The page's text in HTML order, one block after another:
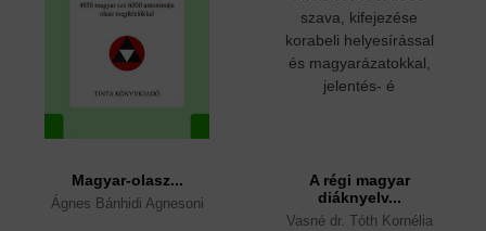
Magyar-olasz...
Ágnes Bánhidi Agnesoni
A régi magyar
diáknyelv...
Vasné dr. Tóth Kornélia